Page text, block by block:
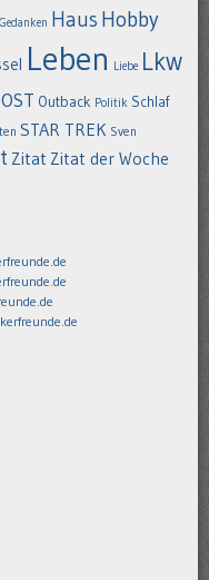
Gedanken Haus Hobby
Leben Liebe Lkw
OST Outback Politik Schlaf
STAR TREK Sven
Zitat Zitat der Woche